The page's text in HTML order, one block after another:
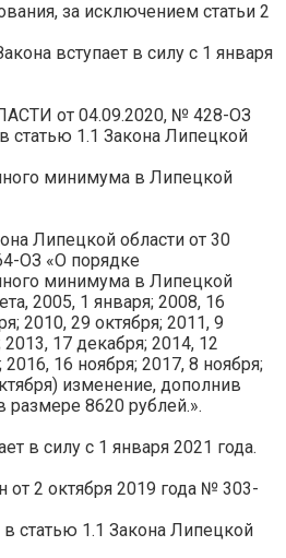
за исключением статьи 2
вступает в силу с 1 января
от 04.09.2020, № 428-ОЗ
статью 1.1 Закона Липецкой
минимума в Липецкой
Липецкой области от 30
ОЗ «О порядке
минимума в Липецкой
2005, 1 января; 2008, 16
2010, 29 октября; 2011, 9
17 декабря; 2014, 12
16 ноября; 2017, 8 ноября;
изменение, дополнив
размере 8620 рублей.».
в силу с 1 января 2021 года.
от 2 октября 2019 года № 303-
статью 1.1 Закона Липецкой